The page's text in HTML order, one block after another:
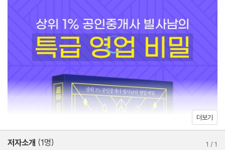
정부가 집계한 2021년 1월 개업 공인중개사 수는 11만 5,860명이
다. 2020년에 처음 11만 명을 돌파한 이후로 꾸준히 늘고 있다. 매
년 부동산 규제책이 강화되면서 중개업계가 불황이라는 이야기가
파다하지만, 부동산 중개시장에 들어오려는 사람은 갈수록 증가하
고 있다. 기존 개업자까지 포함하면 100만을 훌쩍 넘는 레드오션이
다. 이런 상황에도 불구하고 공인중개사에 대해 알려진 바는 거의 없
다. 정보가 너무 없어 기존의 방식을 그대로 따라 하는 것이 현실이
다. 아직도 휘황찬란한 색깔로 칠한 간판을 달고, 의자와 테이블 하
서울 내 부동산 중개업 ‘핫스폿’
중개사무소를 인수할 때 고려할 것
사무소 인테리어는 어떻게 하면 좋을까?
3장. 기본에 충실한 부동산 전문가가 되어라
매물 확보가 고객 관리의 기본이다
공인중개사도 손님이다
최신 정보를 담은 소식지를 뿌려라
더보기
저자소개 (1명) 1 /1